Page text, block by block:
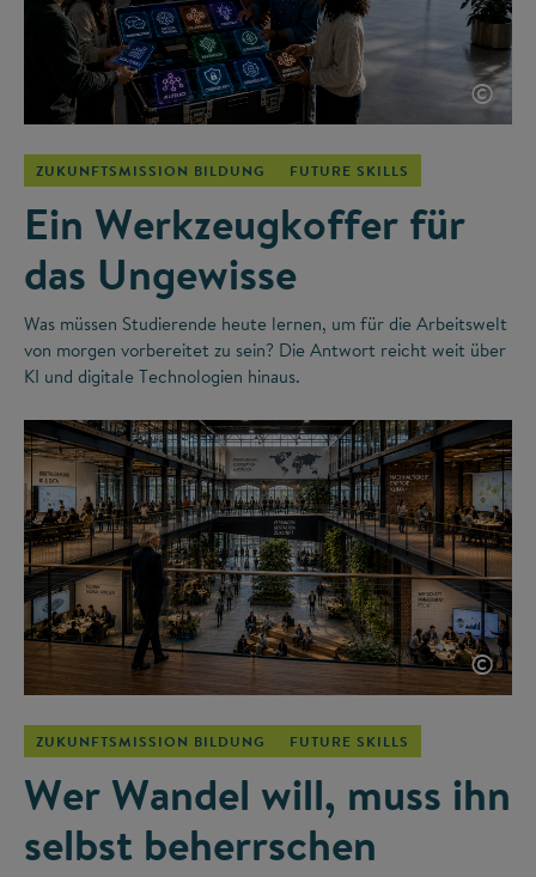
©
ZUKUNFTSMISSION BILDUNG FUTURE SKILLS
Ein Werkzeugkoffer für
das Ungewisse
Was müssen Studierende heute lernen, um für die Arbeitswelt
von morgen vorbereitet zu sein? Die Antwort reicht weit über
KI und digitale Technologien hinaus.
©
ZUKUNFTSMISSION BILDUNG FUTURE SKILLS
Wer Wandel will, muss ihn
selbst beherrschen